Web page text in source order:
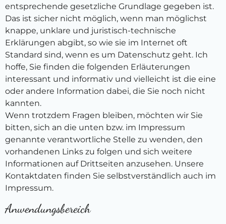
entsprechende gesetzliche Grundlage gegeben ist.
Das ist sicher nicht möglich, wenn man möglichst
knappe, unklare und juristisch-technische
Erklärungen abgibt, so wie sie im Internet oft
Standard sind, wenn es um Datenschutz geht. Ich
hoffe, Sie finden die folgenden Erläuterungen
interessant und informativ und vielleicht ist die eine
oder andere Information dabei, die Sie noch nicht
kannten.
Wenn trotzdem Fragen bleiben, möchten wir Sie
bitten, sich an die unten bzw. im Impressum
genannte verantwortliche Stelle zu wenden, den
vorhandenen Links zu folgen und sich weitere
Informationen auf Drittseiten anzusehen. Unsere
Kontaktdaten finden Sie selbstverständlich auch im
Impressum.
Anwendungsbereich